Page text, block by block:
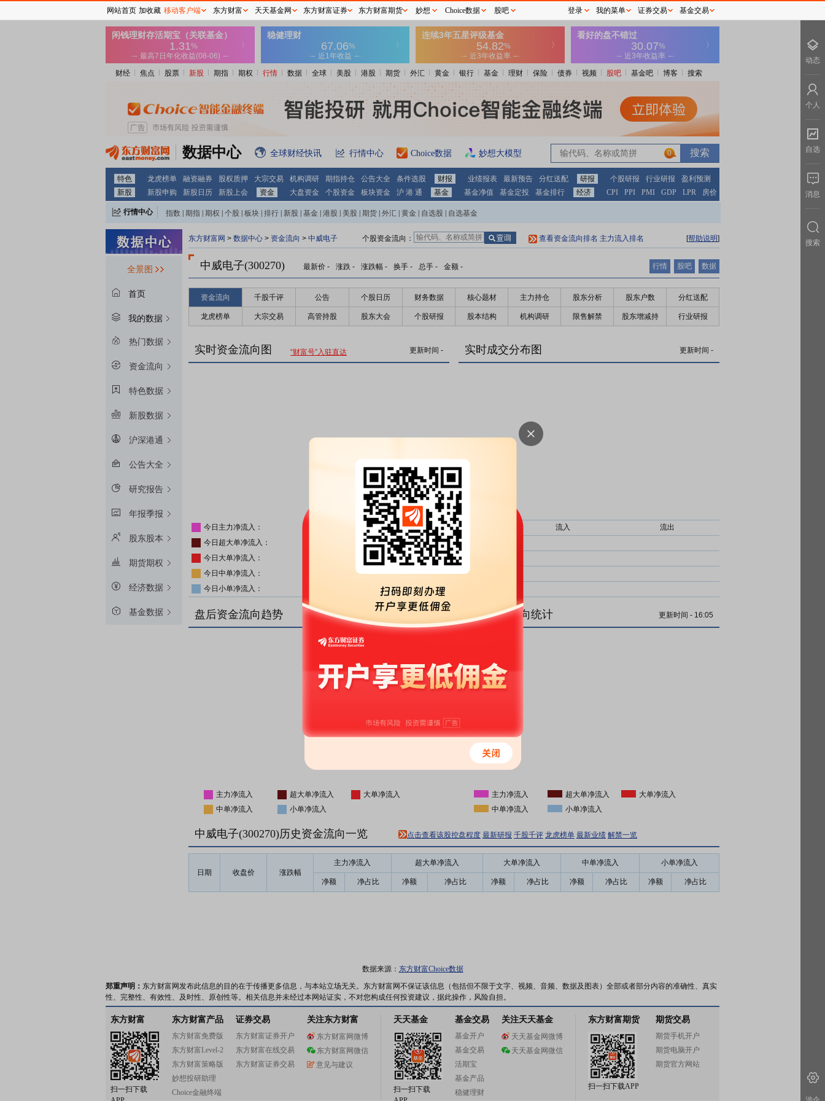
财经 焦点 股票 新股 期指 期权 行情 数据 全球 美股 港股 期货 外汇 黄金 银行 基金 理财 保险 债券 视频 股吧 基金吧 博客 搜索
数据中心 全球财经快讯 行情中心 Choice数据 妙想大模型 0
特色 龙虎榜单 融资融券 股权质押 大宗交易 机构调研 期指持仓 公告大全 条件选股 财报 业绩报表 最新预告 分红送配 研报 个股研报 行业研报
盈利预测
新股
新股申购 新股日历 新股上会 资金 大盘资金 个股资金 板块资金 沪 港 通 基金 基金净值 基金定投 基金排行 经济 CPI PPI PMI GDP LPR 房价
行情中心 指数 期指 期权 个股 板块 排行 新股 基金 港股 美股 期货 外汇 黄金 自选股 自选基金
全景图
首页
我的数据
热门数据
资金流向
特色数据
新股数据
沪深港通
公告大全
研究报告
年报季报
股东股本
期货期权
经济数据
基金数据
东方财富网 > 数据中心 > 资金流向 > 中威电子 个股资金流向： 查看资金流向排名 主力流入排名 [帮助说明]
中威电子(300270) 最新价 - 涨跌 - 涨跌幅 - 换手 - 总手 - 金额 - 行情 股吧 数据
资金流向 千股千评 公告 个股日历 财务数据 核心题材 主力持仓 股东分析 股东户数 分红送配
龙虎榜单 大宗交易 高管持股 股东大会 个股研报 股本结构 机构调研 限售解禁 股东增减持 行业研报
实时资金流向图 “财富号”入驻直达 更新时间 -
今日主力净流入：
主力净比：
今日超大单净流入：
超大单净比：
今日大单净流入：
大单净比：
今日中单净流入：
中单净比：
今日小单净流入：
实时成交分布图 更新时间 -
流入
流出
盘后资金流向趋势
主力净流入 超大单净流入
大单净流入
中单净流入
小单净流入
盘后资金流向统计 更新时间 - 16:05
主力净流入 超大单净流入
大单净流入
中单净流入
小单净流入
中威电子(300270)历史资金流向一览 点击查看该股控盘程度 最新研报 千股千评 龙虎榜单 最新业绩 解禁一览
日期 收盘价 涨跌幅
主力净流入 超大单净流入 大单净流入 中单净流入 小单净流入
净额 净占比 净额 净占比 净额 净占比 净额 净占比 净额 净占比
数据来源： 东方财富Choice数据
郑重声明： 东方财富网发布此信息的目的在于传播更多信息，与本站立场无关。东方财富网不保证该信息（包括但不限于文字、视频、音频、数据及图表）全部或者部分内容的准确性、真实
性、完整性、有效性、及时性、原创性等。相关信息并未经过本网站证实，不对您构成任何投资建议，据此操作，风险自担。
东方财富
扫一扫下载
东方财富产品
东方财富免费版
东方财富Level-2
东方财富策略版
妙想投研助理
Choice金融终端
证券交易
东方财富证券开户
东方财富在线交易
东方财富证券交易
关注东方财富
东方财富网微博
东方财富网微信
意见与建议
天天基金
扫一扫下载
基金交易
基金开户
基金交易
活期宝
基金产品
稳健理财
关注天天基金
天天基金网微博
天天基金网微信
东方财富期货
扫一扫下载APP
期货交易
期货手机开户
期货电脑开户
期货官方网站
网站首页 加收藏 移动客户端 东方财富 天天基金网 东方财富证券 东方财富期货 妙想 Choice数据 股吧 登录 我的菜单 证券交易 基金交易
动态
个人
自选
消息
搜索